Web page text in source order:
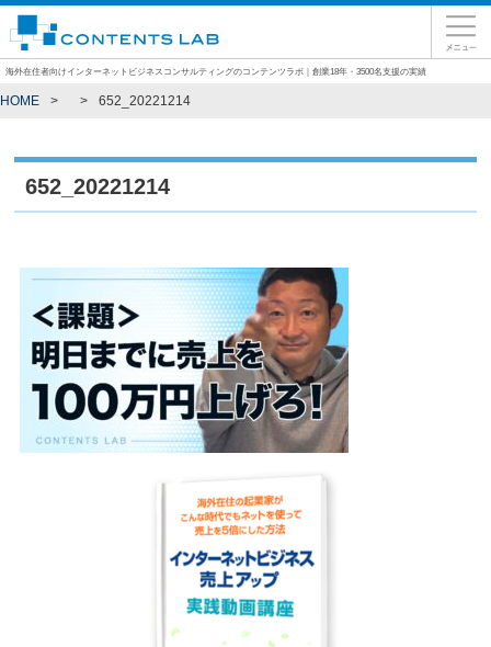
海外在住者向けインターネットビジネスコンサルティングのコンテンツラボ｜創業18年・3500名支援の実績
HOME 652_20221214
652_20221214